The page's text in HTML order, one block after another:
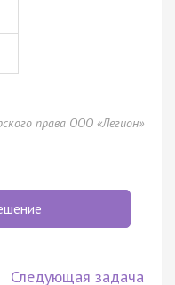
права ООО «Легион»
Следующая задача